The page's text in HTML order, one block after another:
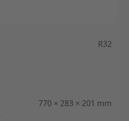
R32
770 × 283 × 201 mm